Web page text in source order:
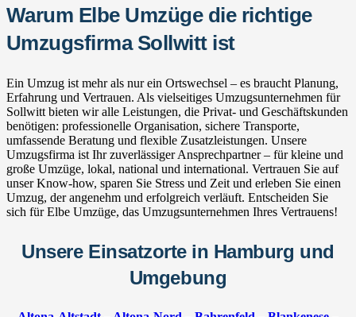
Warum Elbe Umzüge die richtige
Umzugsfirma Sollwitt ist
Ein Umzug ist mehr als nur ein Ortswechsel – es braucht Planung,
Erfahrung und Vertrauen. Als vielseitiges Umzugsunternehmen für
Sollwitt bieten wir alle Leistungen, die Privat- und Geschäftskunden
benötigen: professionelle Organisation, sichere Transporte,
umfassende Beratung und flexible Zusatzleistungen. Unsere
Umzugsfirma ist Ihr zuverlässiger Ansprechpartner – für kleine und
große Umzüge, lokal, national und international. Vertrauen Sie auf
unser Know-how, sparen Sie Stress und Zeit und erleben Sie einen
Umzug, der angenehm und erfolgreich verläuft. Entscheiden Sie
sich für Elbe Umzüge, das Umzugsunternehmen Ihres Vertrauens!
Unsere Einsatzorte in Hamburg und
Umgebung